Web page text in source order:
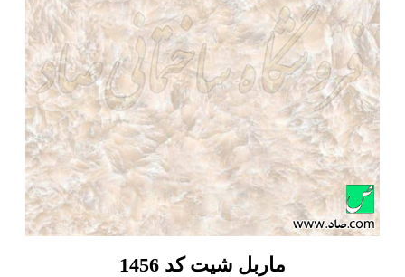
ماربل شیت کد 1456